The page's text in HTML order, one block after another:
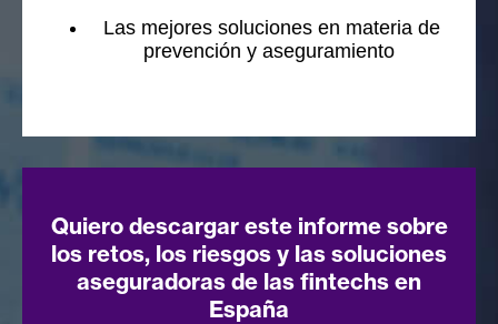
Las mejores soluciones en materia de
prevención y aseguramiento
Quiero descargar este informe sobre
los retos, los riesgos y las soluciones
aseguradoras de las fintechs en
España